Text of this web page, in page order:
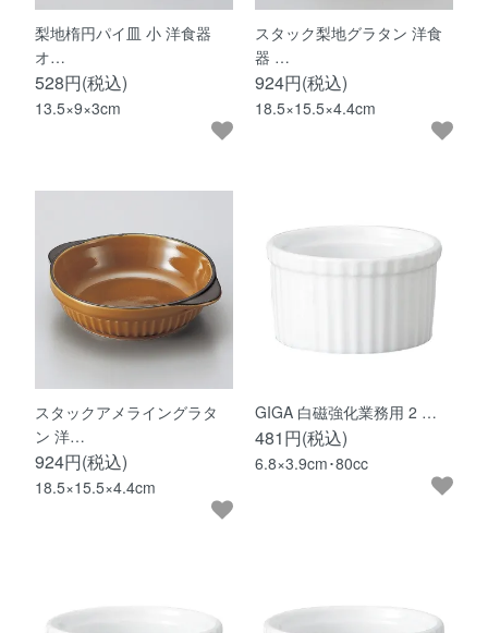
梨地楕円パイ皿 小 洋食器
オ…
528円(税込)
13.5×9×3cm
スタック梨地グラタン 洋食
器 …
924円(税込)
18.5×15.5×4.4cm
スタックアメライングラタ
ン 洋…
924円(税込)
18.5×15.5×4.4cm
GIGA 白磁強化業務用 2 …
481円(税込)
6.8×3.9cm･80cc